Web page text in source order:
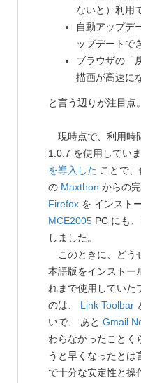
ないと）利用
自動アップデ
ップデートで
ブラウザの「
描画が高速に
と言う辺りが注目点。
現時点で、利用時
1.0.7 を使用してい
を導入した ことで
の Maxthon からの
Firefox を インスト
MCE2005 PC にも
しました。
このときに、どう
本語版をインストー
れまで使用していた
のは、 Link Toolbar
いで、 あと Gmail
わらなかったことく
うと早くなったとは
で十分な安定性と操